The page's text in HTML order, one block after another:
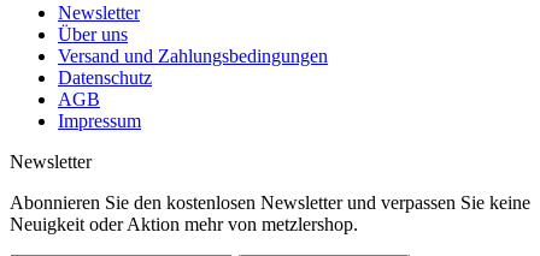
Newsletter
Über uns
Versand und Zahlungsbedingungen
Datenschutz
AGB
Impressum
Newsletter
Abonnieren Sie den kostenlosen Newsletter und verpassen Sie keine
Neuigkeit oder Aktion mehr von metzlershop.